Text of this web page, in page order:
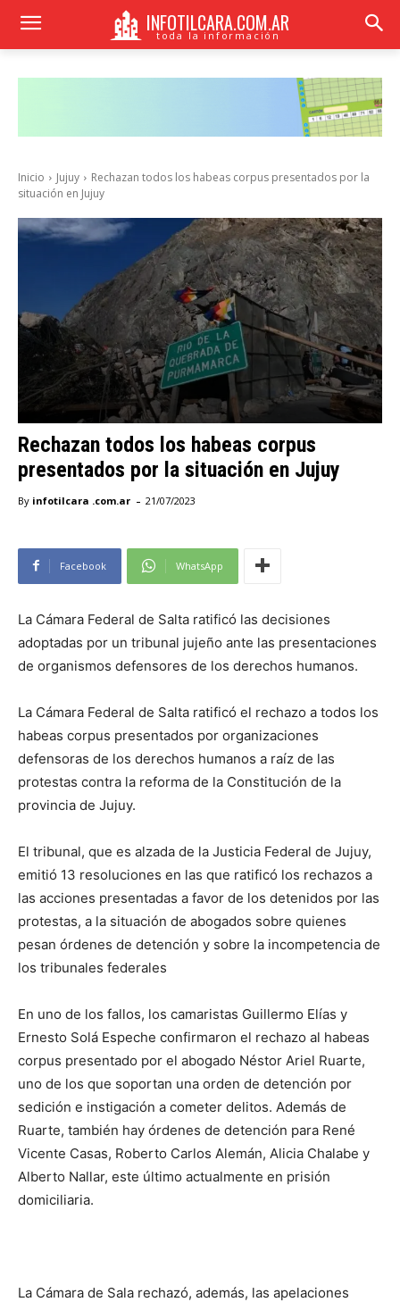
INFOTILCARA.COM.AR
toda la información
Inicio Jujuy
Rechazan todos los habeas corpus presentados por la
situación en Jujuy
Rechazan todos los habeas corpus
presentados por la situación en Jujuy
By infotilcara .com.ar - 21/07/2023
Facebook WhatsApp
La Cámara Federal de Salta ratificó las decisiones
adoptadas por un tribunal jujeño ante las presentaciones
de organismos defensores de los derechos humanos.
La Cámara Federal de Salta ratificó el rechazo a todos los
habeas corpus presentados por organizaciones
defensoras de los derechos humanos a raíz de las
protestas contra la reforma de la Constitución de la
provincia de Jujuy.
El tribunal, que es alzada de la Justicia Federal de Jujuy,
emitió 13 resoluciones en las que ratificó los rechazos a
las acciones presentadas a favor de los detenidos por las
protestas, a la situación de abogados sobre quienes
pesan órdenes de detención y sobre la incompetencia de
los tribunales federales
En uno de los fallos, los camaristas Guillermo Elías y
Ernesto Solá Espeche confirmaron el rechazo al habeas
corpus presentado por el abogado Néstor Ariel Ruarte,
uno de los que soportan una orden de detención por
sedición e instigación a cometer delitos. Además de
Ruarte, también hay órdenes de detención para René
Vicente Casas, Roberto Carlos Alemán, Alicia Chalabe y
Alberto Nallar, este último actualmente en prisión
domiciliaria.
La Cámara de Sala rechazó, además, las apelaciones